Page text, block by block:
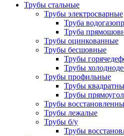
Трубы стальные
Трубы электросварные
Труба
Труба
Трубы оцинкованные
Трубы бесшовные
Трубы
Трубы
Трубы профильные
Трубы
Трубы
Трубы
Трубы лежалые
Трубы б/у
Трубы